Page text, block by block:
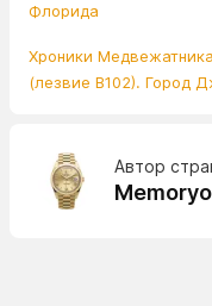
Флорида
Хроники
(лезвие B102). Город
Автор